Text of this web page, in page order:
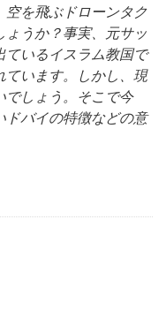
空を飛ぶドローンタク
うか？事実、元サッ
ているイスラム教国で
います。しかし、現
しょう。そこで今
バイの特徴などの意